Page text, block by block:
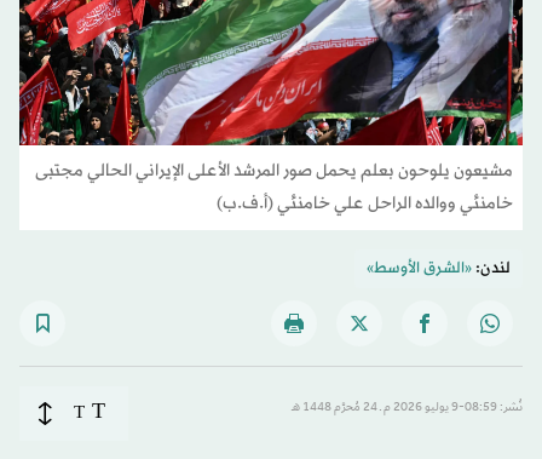
مشيعون يلوحون بعلم يحمل صور المرشد الأعلى الإيراني الحالي مجتبى
خامنئي ووالده الراحل علي خامنئي (أ.ف.ب)
لندن:«الشرق الأوسط»
نُشر: 08:59-9 يوليو 2026 م ـ 24 مُحرَّم 1448 هـ T
T